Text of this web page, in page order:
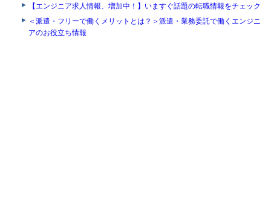
【エンジニア求人情報、増加中！】いますぐ話題の転職情報をチェック
＜派遣・フリーで働くメリットとは？＞派遣・業務委託で働くエンジニ
アのお役立ち情報